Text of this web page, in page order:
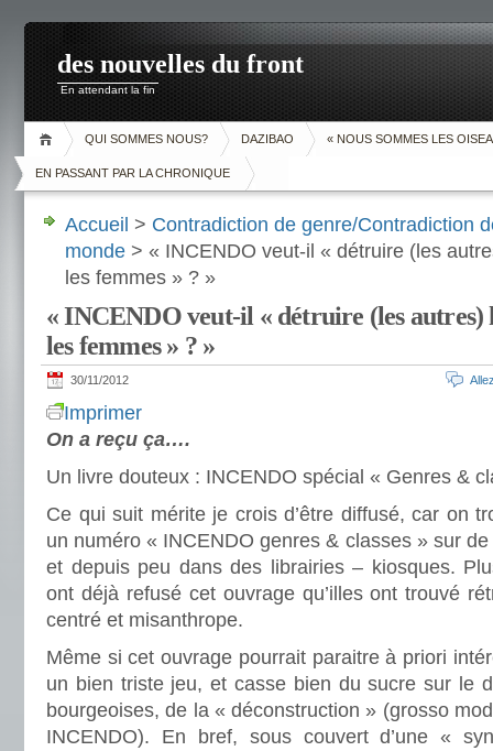
des nouvelles du front
En attendant la fin
QUI SOMMES NOUS? DAZIBAO « NOUS SOMMES LES
EN PASSANT PAR LA CHRONIQUE
Accueil > Contradiction de genre/Contradiction
monde > « INCENDO veut-il « détruire (les
les femmes » ? »
« INCENDO veut-il « détruire (les autres)
les femmes » ? »
30/11/2012
Imprimer
On a reçu ça….
Un livre douteux : INCENDO spécial « Genres &
Ce qui suit mérite je crois d’être diffusé, car on
un numéro « INCENDO genres & classes » sur
et depuis peu dans des librairies – kiosques.
ont déjà refusé cet ouvrage qu’illes ont trouvé
centré et misanthrope.
Même si cet ouvrage pourrait paraitre à priori
un bien triste jeu, et casse bien du sucre sur le
bourgeoises, de la « déconstruction » (grosso
INCENDO). En bref, sous couvert d’une «